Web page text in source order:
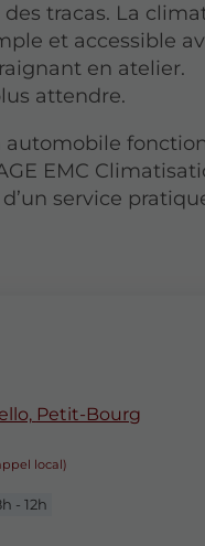
tracas. La
et accessible
en atelier.
attendre.
EMC
service
Petit-Bourg
- 12h